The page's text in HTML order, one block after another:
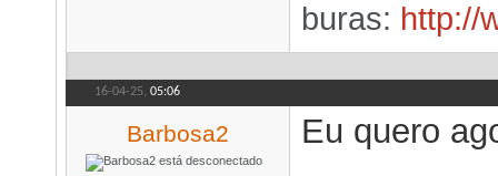
buras: http://
16-04-25, 05:06
Barbosa2 Eu quero